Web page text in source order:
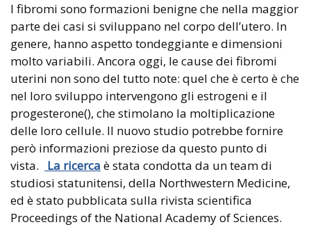
I fibromi sono formazioni benigne che nella maggior
parte dei casi si sviluppano nel corpo dell’utero. In
genere, hanno aspetto tondeggiante e dimensioni
molto variabili. Ancora oggi, le cause dei fibromi
uterini non sono del tutto note: quel che è certo è che
nel loro sviluppo intervengono gli estrogeni e il
progesterone(), che stimolano la moltiplicazione
delle loro cellule. Il nuovo studio potrebbe fornire
però informazioni preziose da questo punto di
vista.
La ricerca è stata condotta da un team di
studiosi statunitensi, della Northwestern Medicine,
ed è stato pubblicata sulla rivista scientifica
Proceedings of the National Academy of Sciences.